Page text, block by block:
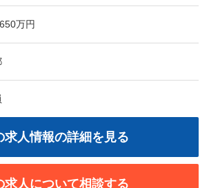
万円
求人情報の詳細を見る
求人について相談する